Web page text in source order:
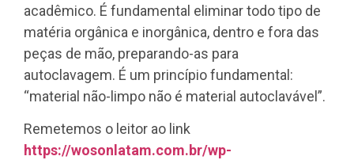
acadêmico. É fundamental eliminar todo tipo de
matéria orgânica e inorgânica, dentro e fora das
peças de mão, preparando-as para
autoclavagem. É um princípio fundamental:
“material não-limpo não é material autoclavável”.
Remetemos o leitor ao link
https://wosonlatam.com.br/wp-